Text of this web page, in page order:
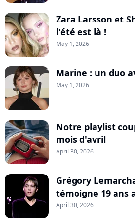
Zara Larsson et
l'été est là !
May 1, 2026
Marine : un duo
May 1, 2026
Notre playlist
mois d'avril
April 30, 2026
Grégory
témoigne 19 ans
April 30, 2026